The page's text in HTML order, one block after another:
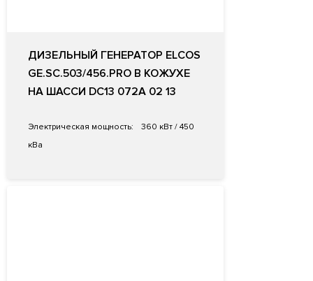
ДИЗЕЛЬНЫЙ ГЕНЕРАТОР ELCOS
GE.SC.503/456.PRO В КОЖУХЕ
НА ШАССИ DC13 072A 02 13
Электрическая мощность:
360 кВт / 450
кВа